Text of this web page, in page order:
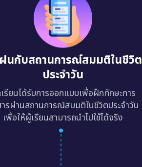
นกับสถานการณ์สมมติในชีวิต
ประจำวัน
รียนได้รับการออกแบบเพื่อฝึกทักษะการ
รผ่านสถานการณ์สมมติในชีวิตประจำวัน
เพื่อให้ผู้เรียนสามารถนำไปใช้ได้จริง